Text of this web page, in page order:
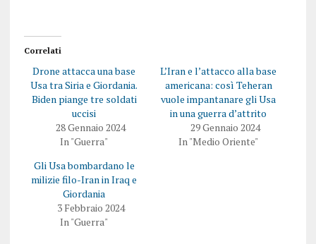
Correlati
Drone attacca una base
Usa tra Siria e Giordania.
Biden piange tre soldati
uccisi
28 Gennaio 2024
In "Guerra"
L’Iran e l’attacco alla base
americana: così Teheran
vuole impantanare gli Usa
in una guerra d’attrito
29 Gennaio 2024
In "Medio Oriente"
Gli Usa bombardano le
milizie filo-Iran in Iraq e
Giordania
3 Febbraio 2024
In "Guerra"